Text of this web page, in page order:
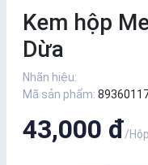
Kem hộp
Dừa
Nhãn hiệu:
Mã sản phẩm:
43,000 đ/Hộp